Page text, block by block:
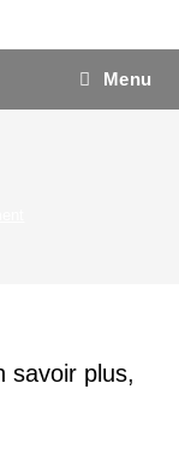
Menu
savoir plus,